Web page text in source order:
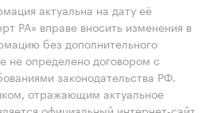
актуальна на дату её
РА» вправе вносить изменения в
без дополнительного
не определено договором с
законодательства РФ.
отражающим актуальное